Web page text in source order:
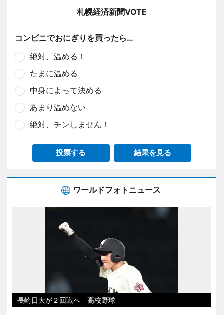
札幌経済新聞VOTE
コンビニでおにぎりを買ったら…
絶対、温める！
たまに温める
中身によって決める
あまり温めない
絶対、チンしません！
投票する 結果を見る
ワールドフォトニュース
長崎日大が２回戦へ 高校野球